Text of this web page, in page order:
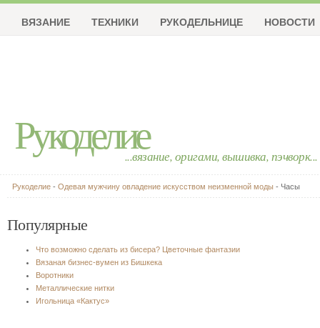
Рукоделие...вязание, оригами, вышивка, пэчворк...
ВЯЗАНИЕ ТЕХНИКИ РУКОДЕЛЬНИЦЕ НОВОСТИ
Рукоделие - Одевая мужчину овладение искусством неизменной моды - Часы
Популярные
Что возможно сделать из бисера? Цветочные фантазии
Вязаная бизнес-вумен из Бишкека
Воротники
Металлические нитки
Игольница «Кактус»